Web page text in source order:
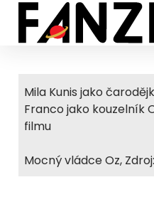
Mila Kunis jako
Franco jako kouzelník
filmu
Mocný vládce Oz,